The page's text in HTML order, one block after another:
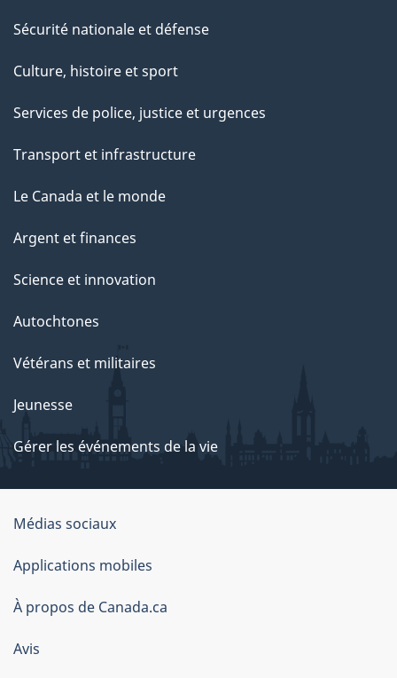
Sécurité nationale et défense
Culture, histoire et sport
Services de police, justice et urgences
Transport et infrastructure
Le Canada et le monde
Argent et finances
Science et innovation
Autochtones
Vétérans et militaires
Jeunesse
Gérer les événements de la vie
Organisation
du
gouvernement
du
Canada
Médias sociaux
Applications mobiles
À propos de Canada.ca
Avis